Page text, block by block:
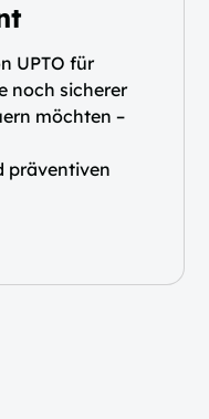
UPTO für
noch sicherer
möchten –
präventiven